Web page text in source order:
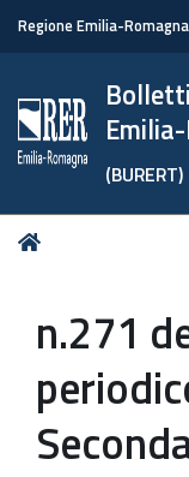
Regione Emilia-Romagna
(BURERT)
Tu
n.271